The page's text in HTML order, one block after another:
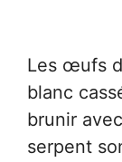
Les œufs
blanc
brunir
serpent